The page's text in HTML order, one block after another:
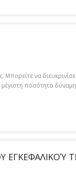
να
μέγιστη ποσότητα
ΕΓΚΕΦΑΛΙΚΟΎ